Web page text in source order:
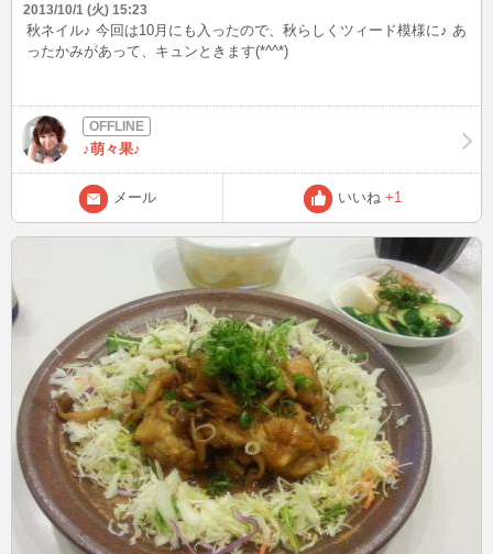
2013/10/1 (火) 15:23
秋ネイル♪ 今回は10月にも入ったので、秋らしくツィード模様に♪ あ
ったかみがあって、キュンときます(*^^*)
♪萌々果♪
メール いいね +1